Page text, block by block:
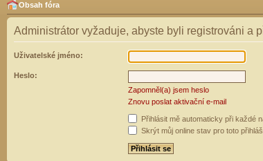
Obsah fóra
Administrátor vyžaduje, abyste byli registrováni a
Uživatelské jméno:
Heslo:
Zapomněl(a) jsem heslo
Znovu poslat aktivační e-mail
Přihlásit mě automaticky při každé
Skrýt můj online stav pro toto